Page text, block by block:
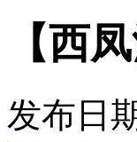
【西
发布日